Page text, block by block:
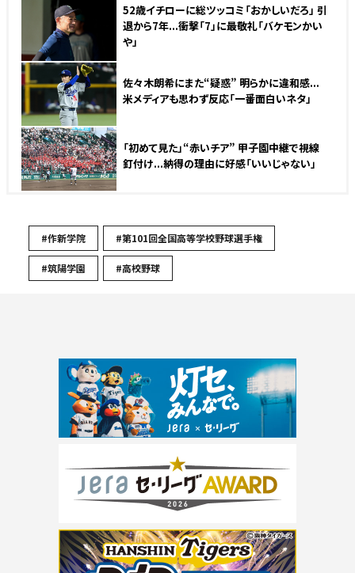
52歳イチローに総ツッコミ「おかしいだろ」 引
退から7年...衝撃「7」に最敬礼「バケモンかい
や」
佐々木朗希にまた“疑惑” 明らかに違和感...
米メディアも思わず反応「一番面白いネタ」
「初めて見た」“赤いチア” 甲子園中継で視線
釘付け...納得の理由に好感「いいじゃない」
#作新学院 #第101回全国高等学校野球選手権
#筑陽学園 #高校野球